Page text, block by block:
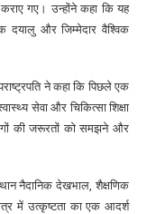
गए। उन्होंने कहा कि यह
दयालु और जिम्मेदार वैश्विक
ने कहा कि पिछले एक
सेवा और चिकित्सा शिक्षा
की जरूरतों को समझने और
नैदानिक देखभाल, शैक्षणिक
में उत्कृष्टता का एक आदर्श